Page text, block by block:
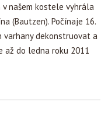
našem kostele vyhrála
(Bautzen). Počínaje 16.
varhany dekonstruovat a
až do ledna roku 2011